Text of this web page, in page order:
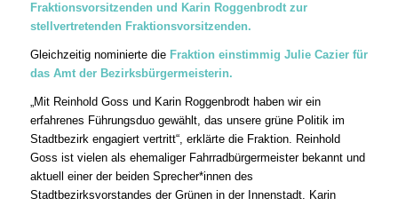
Fraktionsvorsitzenden und Karin Roggenbrodt zur
stellvertretenden Fraktionsvorsitzenden.
Gleichzeitig nominierte dieFraktion einstimmig Julie Cazier für
das Amt der Bezirksbürgermeisterin.
„Mit Reinhold Goss und Karin Roggenbrodt haben wir ein
erfahrenes Führungsduo gewählt, das unsere grüne Politik im
Stadtbezirk engagiert vertritt“, erklärte die Fraktion. Reinhold
Goss ist vielen als ehemaliger Fahrradbürgermeister bekannt und
aktuell einer der beiden Sprecher*innen des
Stadtbezirksvorstandes der Grünen in der Innenstadt. Karin